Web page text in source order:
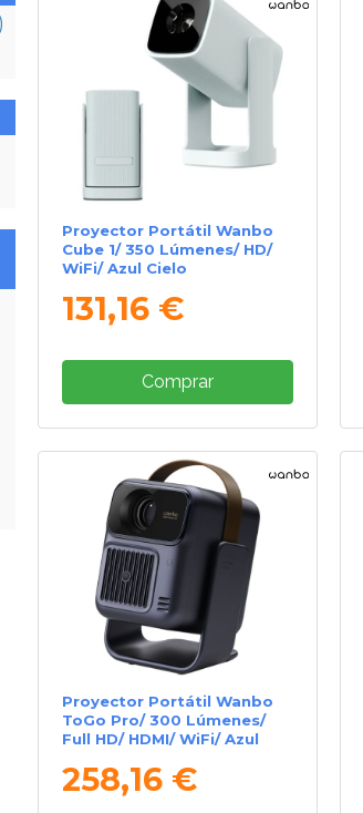
Proyector Portátil Wanbo
Cube 1/ 350 Lúmenes/ HD/
WiFi/ Azul Cielo
131,16 €
Comprar
Proyector Portátil Wanbo
ToGo Pro/ 300 Lúmenes/
Full HD/ HDMI/ WiFi/ Azul
258,16 €